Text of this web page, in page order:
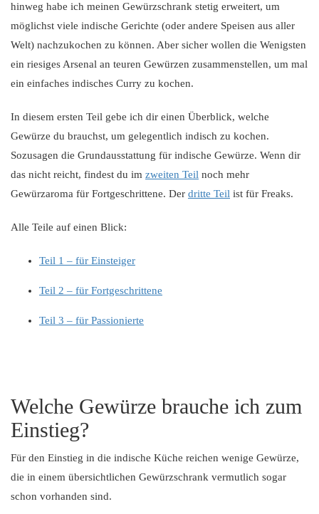
hinweg habe ich meinen Gewürzschrank stetig erweitert, um
möglichst viele indische Gerichte (oder andere Speisen aus aller
Welt) nachzukochen zu können. Aber sicher wollen die Wenigsten
ein riesiges Arsenal an teuren Gewürzen zusammenstellen, um mal
ein einfaches indisches Curry zu kochen.
In diesem ersten Teil gebe ich dir einen Überblick, welche
Gewürze du brauchst, um gelegentlich indisch zu kochen.
Sozusagen die Grundausstattung für indische Gewürze. Wenn dir
das nicht reicht, findest du im zweiten Teil noch mehr
Gewürzaroma für Fortgeschrittene. Der dritte Teil ist für Freaks.
Alle Teile auf einen Blick:
Teil 1 – für Einsteiger
Teil 2 – für Fortgeschrittene
Teil 3 – für Passionierte
Welche Gewürze brauche ich zum
Einstieg?
Für den Einstieg in die indische Küche reichen wenige Gewürze,
die in einem übersichtlichen Gewürzschrank vermutlich sogar
schon vorhanden sind.